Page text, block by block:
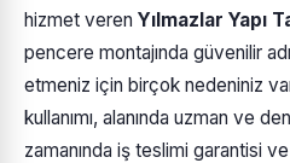
hizmet veren Yılmazlar Yapı
pencere montajında güvenilir
etmeniz için birçok nedeniniz
kullanımı, alanında uzman ve
zamanında iş teslimi garantisi